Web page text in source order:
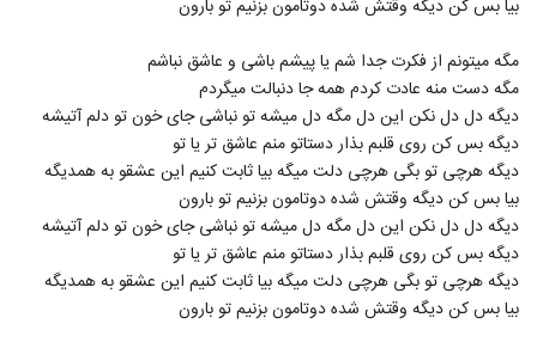
۳,۴۹۵ بازدید
552
دانلود آهنگ جدید و زیبای محسن جمال با نام
دل دل
۱,۴۹۸ بازدید
553
آهنگ ولی رفت از آمین(پاپ)
۷۰۴ بازدید
آهنگ شهاب مظفری بنام ما باحالیم (رمیکس)
بیا بس کن دیگه وقتش شده دوتامون بزنیم تو بارون
مگه میتونم از فکرت جدا شم یا پیشم باشی و عاشق نباشم
مگه دست منه عادت کردم همه جا دنبالت میگردم
دیگه دل دل نکن این دل مگه دل میشه تو نباشی جای خون تو دلم آتیشه
دیگه بس کن روی قلبم بذار دستاتو منم عاشق تر یا تو
دیگه هرچی تو بگی هرچی دلت میگه بیا ثابت کنیم این عشقو به همدیگه
بیا بس کن دیگه وقتش شده دوتامون بزنیم تو بارون
دیگه دل دل نکن این دل مگه دل میشه تو نباشی جای خون تو دلم آتیشه
دیگه بس کن روی قلبم بذار دستاتو منم عاشق تر یا تو
دیگه هرچی تو بگی هرچی دلت میگه بیا ثابت کنیم این عشقو به همدیگه
بیا بس کن دیگه وقتش شده دوتامون بزنیم تو بارون